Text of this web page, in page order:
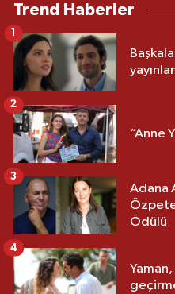
Trend Haberler
1
“Anne
2
Adana
Ödülü
3
4